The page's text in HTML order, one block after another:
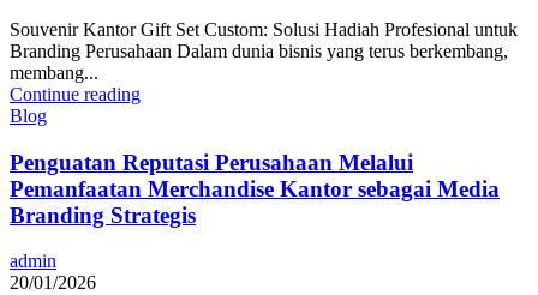
Souvenir Kantor Gift Set Custom: Solusi Hadiah Profesional untuk
Branding Perusahaan Dalam dunia bisnis yang terus berkembang,
membang...
Continue reading
Blog
Penguatan Reputasi Perusahaan Melalui
Pemanfaatan Merchandise Kantor sebagai Media
Branding Strategis
admin
20/01/2026